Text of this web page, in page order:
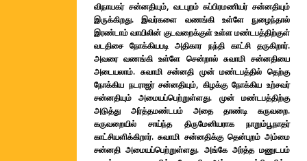
விநாயகர் சன்னதியும், வடபுறம் சுப்பிரமணியர் சன்னதியும்
இருக்கிறது. இவர்களை வணங்கி உள்ளே நுழைந்தால்
இரண்டாம் வாயிலின் குடவறைக்குள் உள்ள மண்டபத்திற்குள்
வடதிசை நோக்கியபடி அதிகார நந்தி காட்சி தருகிறார்.
அவரை வணங்கி உள்ளே சென்றால் சுவாமி சன்னதியை
அடையலாம். சுவாமி சன்னதி முன் மண்டபத்தில் தெற்கு
நோக்கிய நடராஜர் சன்னதியும், கிழக்கு நோக்கிய உற்சவர்
சன்னதியும் அமையப்பெற்றுள்ளது. முன் மண்டபத்திற்கு
அடுத்து அர்த்தமண்டபம் அதை தாண்டி கருவறை.
கருவறையில் சாய்ந்த திருமேனியராக நாறும்பூநாதர்
காட்சியளிக்கிறார். சுவாமி சன்னதிக்கு தென்புறம் அம்மை
சன்னதி அமையப்பெற்றுள்ளது. அங்கே அர்த்த மணுடபம்